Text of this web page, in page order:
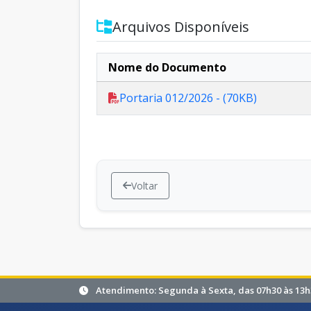
Arquivos Disponíveis
Nome do Documento
Portaria 012/2026 - (70KB)
Voltar
Atendimento: Segunda à Sexta, das 07h30 às